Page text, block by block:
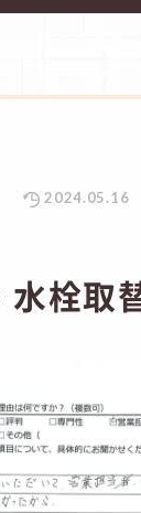
2024.05.16
栓取